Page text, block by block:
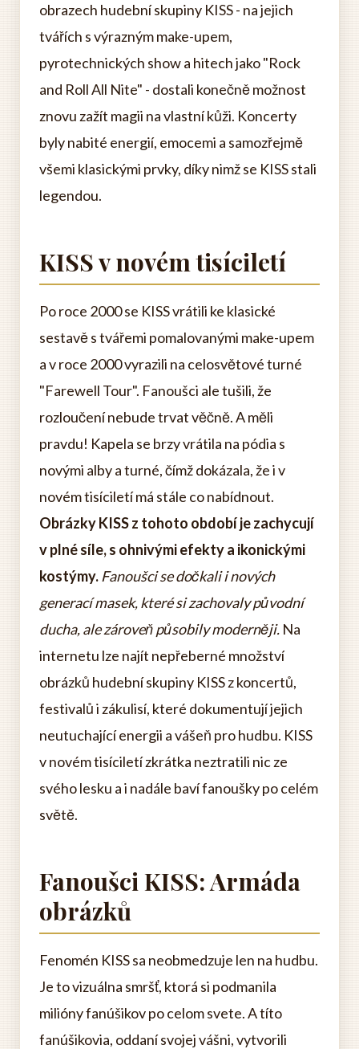
obrazech hudební skupiny KISS - na jejich
tvářích s výrazným make-upem,
pyrotechnických show a hitech jako "Rock
and Roll All Nite" - dostali konečně možnost
znovu zažít magii na vlastní kůži. Koncerty
byly nabité energií, emocemi a samozřejmě
všemi klasickými prvky, díky nimž se KISS stali
legendou.
KISS v novém tisíciletí
Po roce 2000 se KISS vrátili ke klasické
sestavě s tvářemi pomalovanými make-upem
a v roce 2000 vyrazili na celosvětové turné
"Farewell Tour". Fanoušci ale tušili, že
rozloučení nebude trvat věčně. A měli
pravdu! Kapela se brzy vrátila na pódia s
novými alby a turné, čímž dokázala, že i v
novém tisíciletí má stále co nabídnout.
Obrázky KISS z tohoto období je zachycují
v plné síle, s ohnivými efekty a ikonickými
kostýmy. Fanoušci se dočkali i nových
generací masek, které si zachovaly původní
ducha, ale zároveň působily moderněji. Na
internetu lze najít nepřeberné množství
obrázků hudební skupiny KISS z koncertů,
festivalů i zákulisí, které dokumentují jejich
neutuchající energii a vášeň pro hudbu. KISS
v novém tisíciletí zkrátka neztratili nic ze
svého lesku a i nadále baví fanoušky po celém
světě.
Fanoušci KISS: Armáda
obrázků
Fenomén KISS sa neobmedzuje len na hudbu.
Je to vizuálna smršť, ktorá si podmanila
milióny fanúšikov po celom svete. A títo
fanúšikovia, oddaní svojej vášni, vytvorili